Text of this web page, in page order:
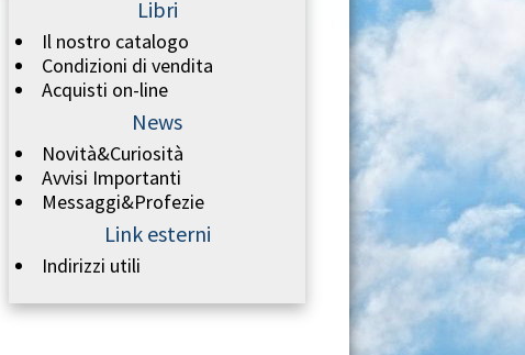
Libri
Il nostro catalogo
Condizioni di vendita
Acquisti on-line
News
Novità&Curiosità
Avvisi Importanti
Messaggi&Profezie
Link esterni
Indirizzi utili